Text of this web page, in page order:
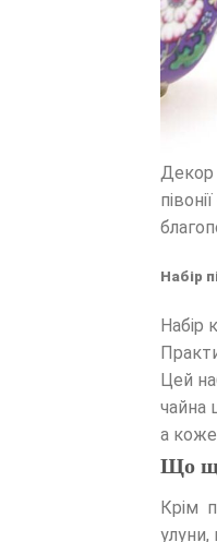
Декор
Набір
Набір
Цей
чайна
а
Що
Крім
улуни,